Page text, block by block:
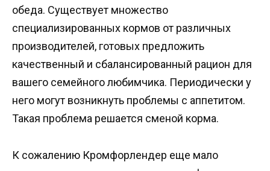
обеда. Существует множество
специализированных кормов от различных
производителей, готовых предложить
качественный и сбалансированный рацион для
вашего семейного любимчика. Периодически у
него могут возникнуть проблемы с аппетитом.
Такая проблема решается сменой корма.
К сожалению Кромфорлендер еще мало